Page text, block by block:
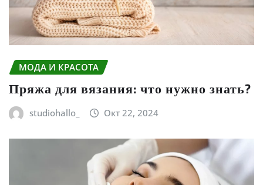
МОДА И КРАСОТА
Пряжа для вязания: что нужно знать?
studiohallo_ Окт 22, 2024